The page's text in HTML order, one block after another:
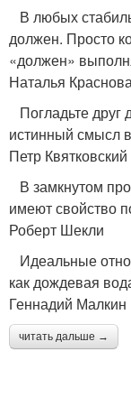
В любых
должен. Просто
«должен»
Наталья
Погладьте друг
истинный смысл
Петр Квятковский
В замкнутом
имеют свойство
Роберт Шекли
Идеальные
как дождевая
Геннадий Малкин
читать дальше →